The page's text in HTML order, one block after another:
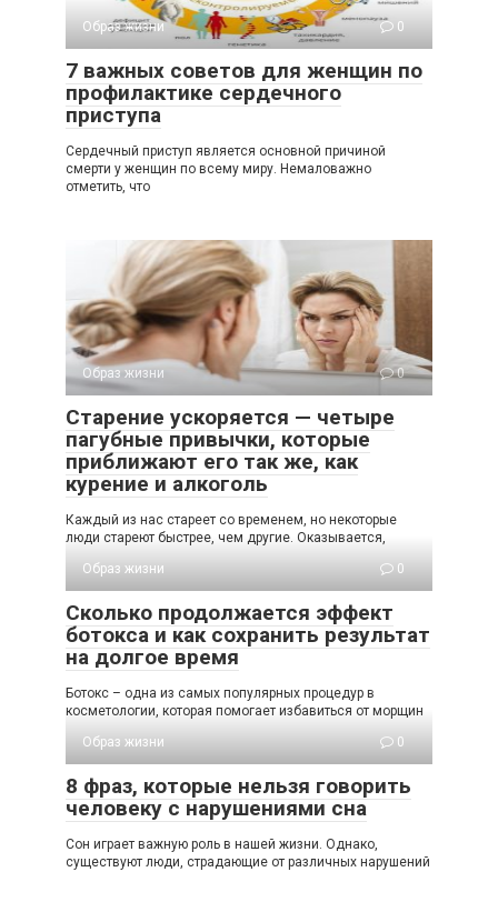
Образ жизни 0
7 важных советов для женщин по
профилактике сердечного
приступа
Сердечный приступ является основной причиной
смерти у женщин по всему миру. Немаловажно
отметить, что
Образ жизни 0
Старение ускоряется — четыре
пагубные привычки, которые
приближают его так же, как
курение и алкоголь
Каждый из нас стареет со временем, но некоторые
люди стареют быстрее, чем другие. Оказывается,
Образ жизни
0
Сколько продолжается эффект
ботокса и как сохранить результат
на долгое время
Ботокс – одна из самых популярных процедур в
косметологии, которая помогает избавиться от морщин
Образ жизни
0
8 фраз, которые нельзя говорить
человеку с нарушениями сна
Сон играет важную роль в нашей жизни. Однако,
существуют люди, страдающие от различных нарушений